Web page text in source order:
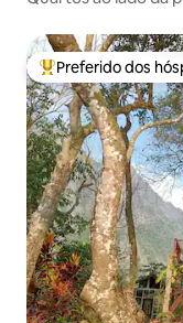
Entre os melhores
Preferido dos